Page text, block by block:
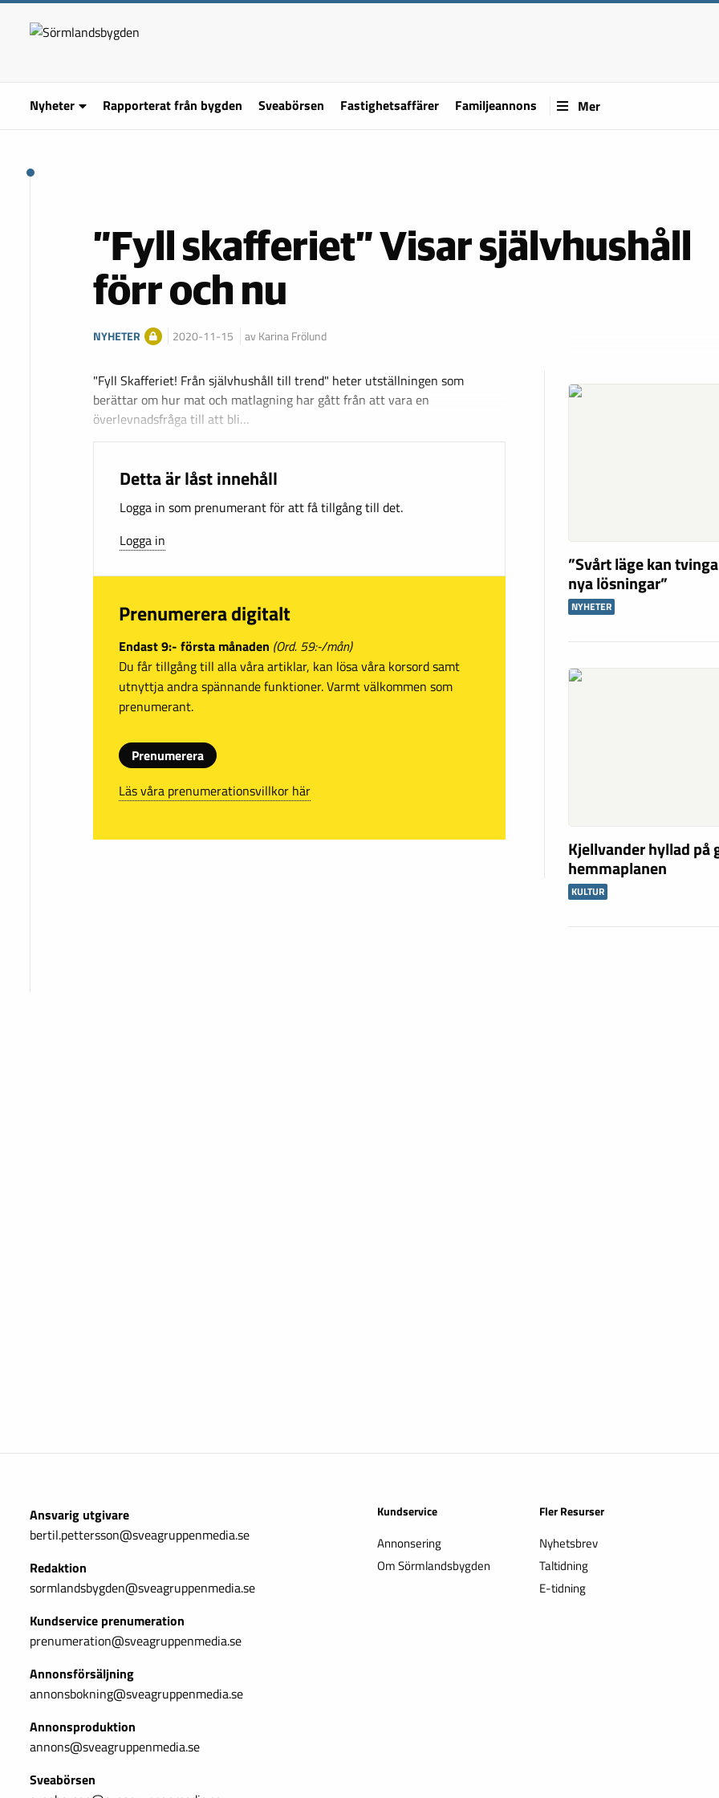
Nyheter Rapporterat från bygden Sveabörsen Fastighetsaffärer Familjeannons Mer
”Fyll skafferiet” Visar självhushåll
förr och nu
NYHETER 2020-11-15 av Karina Frölund
"Fyll Skafferiet! Från självhushåll till trend" heter utställningen som
berättar om hur mat och matlagning har gått från att vara en
överlevnadsfråga till att bli…
Detta är låst innehåll
Logga in som prenumerant för att få tillgång till det.
Logga in
Prenumerera digitalt
Endast 9:- första månaden (Ord. 59:-/mån)
Du får tillgång till alla våra artiklar, kan lösa våra korsord samt
utnyttja andra spännande funktioner. Varmt välkommen som
prenumerant.
Prenumerera
Läs våra prenumerationsvillkor här
”Svårt läge kan
nya lösningar”
NYHETER
Kjellvander hyllad på
hemmaplanen
KULTUR
Ansvarig utgivare
bertil.pettersson@sveagruppenmedia.se
Redaktion
sormlandsbygden@sveagruppenmedia.se
Kundservice prenumeration
prenumeration@sveagruppenmedia.se
Annonsförsäljning
annonsbokning@sveagruppenmedia.se
Annonsproduktion
annons@sveagruppenmedia.se
Sveabörsen
Kundservice
Annonsering
Om Sörmlandsbygden
Fler Resurser
Nyhetsbrev
Taltidning
E-tidning